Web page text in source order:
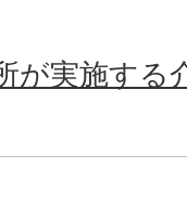
が実施する